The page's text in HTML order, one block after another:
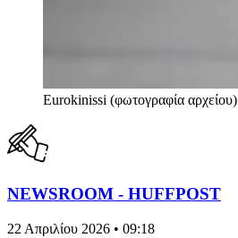
Eurokinissi (φωτογραφία αρχείου)
NEWSROOM - HUFFPOST
22 Απριλίου 2026 • 09:18